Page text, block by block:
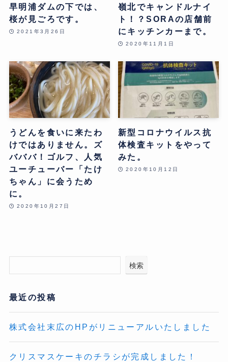
早明浦ダムの下では、
桜が見ごろです。
2021年3月26日
嶺北でキャンドルナイ
ト！？SORAの店舗前
にキッチンカーまで。
2020年11月1日
うどんを食いに来たわ
けではありません。ズ
バババ！ゴルフ、人気
ユーチューバー「たけ
ちゃん」に会うため
に。
2020年10月27日
新型コロナウイルス抗
体検査キットをやって
みた。
2020年10月12日
検索
最近の投稿
株式会社末広のHPがリニューアルいたしました
クリスマスケーキのチラシが完成しました！